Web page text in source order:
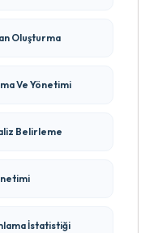
Oluşturma
Ve Yönetimi
Belirleme
İstatistiği